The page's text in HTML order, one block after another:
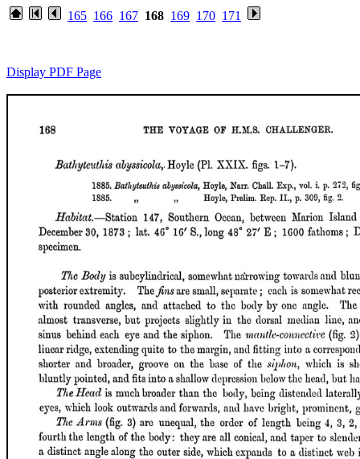
165 166 167 168 169 170 171
Display PDF Page